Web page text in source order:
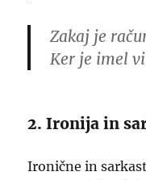
Zakaj je
Ker je imel
2. Ironija in
Ironične in